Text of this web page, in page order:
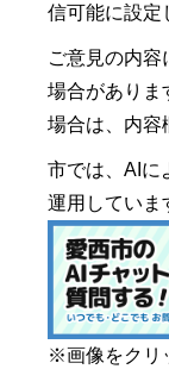
信可能に設定
ご意見の内容
場合がありま
場合は、内容
市では、AIに
運用していま
※画像をクリ